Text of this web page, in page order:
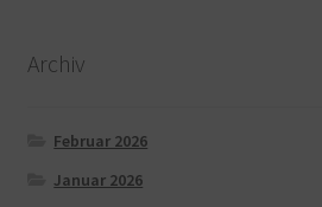
Archiv
Februar 2026
Januar 2026